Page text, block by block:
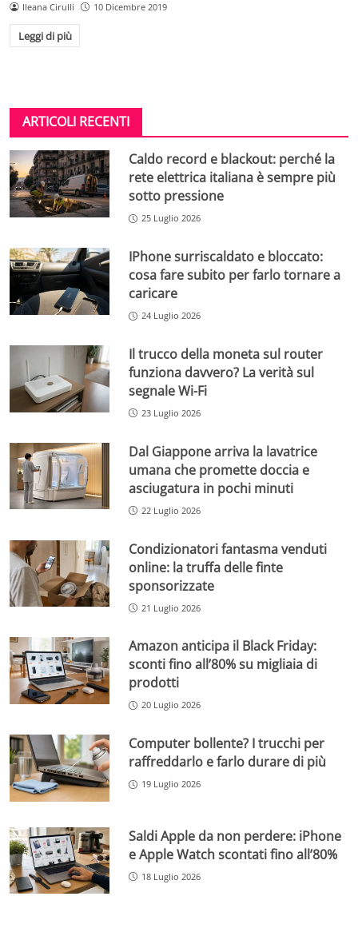
Ileana Cirulli 10 Dicembre 2019
Leggi di più
ARTICOLI RECENTI
Caldo record e blackout: perché la
rete elettrica italiana è sempre più
sotto pressione
25 Luglio 2026
IPhone surriscaldato e bloccato:
cosa fare subito per farlo tornare a
caricare
24 Luglio 2026
Il trucco della moneta sul router
funziona davvero? La verità sul
segnale Wi-Fi
23 Luglio 2026
Dal Giappone arriva la lavatrice
umana che promette doccia e
asciugatura in pochi minuti
22 Luglio 2026
Condizionatori fantasma venduti
online: la truffa delle finte
sponsorizzate
21 Luglio 2026
Amazon anticipa il Black Friday:
sconti fino all’80% su migliaia di
prodotti
20 Luglio 2026
Computer bollente? I trucchi per
raffreddarlo e farlo durare di più
19 Luglio 2026
Saldi Apple da non perdere: iPhone
e Apple Watch scontati fino all’80%
18 Luglio 2026